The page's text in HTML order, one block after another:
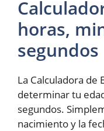
horas,
segundos
La Calculadora de
determinar tu
segundos.
nacimiento y la